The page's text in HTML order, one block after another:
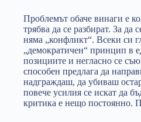
Проблемът обаче винаги е
трябва да се разбират. За да
няма „конфликт“. Всеки си
„демократичен“ принцип в
позициите и негласно се
способен предлага да
надграждаш, да убиваш
повече усилия се искат да
критика е нещо постоянно.